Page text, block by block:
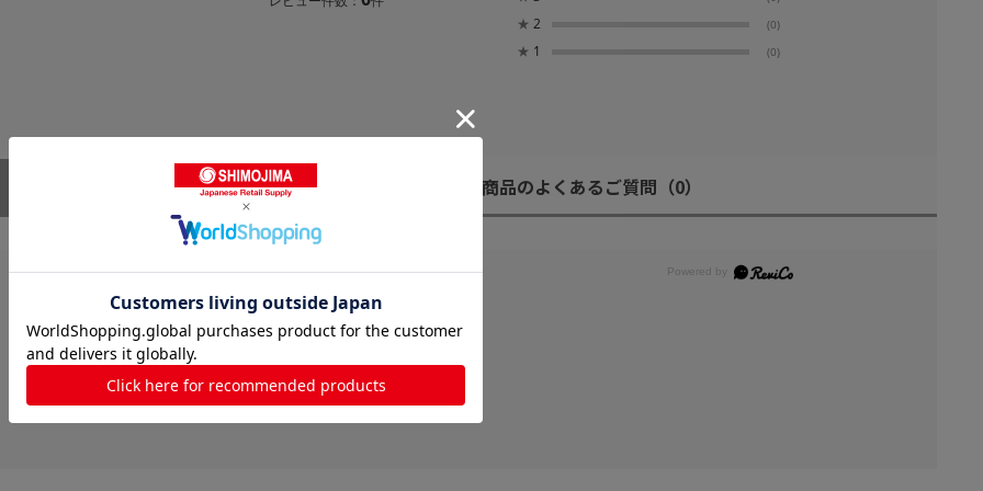
★ 2 (0)
★ 1 (0)
商品のよくあるご質問 （0）
レビューはありません。